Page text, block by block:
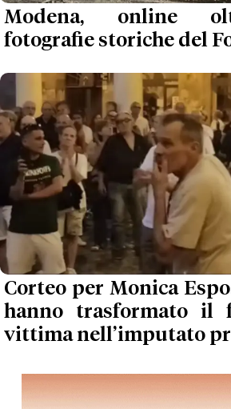
Modena, online
fotografie storiche del
Corteo per Monica
hanno trasformato il
vittima nell’imputato